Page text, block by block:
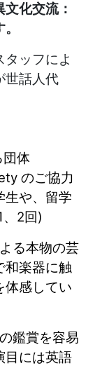
化交流：
ッフによ
世話人代
団体
のご協力
生や、留学
、 2回)
る本物の芸
和楽器に触
体感してい
鑑賞を容易
目には英語